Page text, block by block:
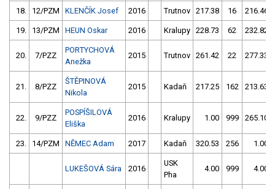
18. 12/PZM KLENČÍK Josef 2016 Trutnov 217.38 16 216.46
19. 13/PZM HEUN Oskar 2016 Kralupy 228.73 62 232.82
20. 7/PZZ
PORTYCHOVÁ
Anežka
2015 Trutnov 261.42 22 277.33
21. 8/PZZ
ŠTĚPINOVÁ
Nikola
2015 Kadaň 217.25 162 213.63
22. 9/PZZ
POSPÍŠILOVÁ
Eliška
2016 Kralupy 1.00 999 265.10
23. 14/PZM NĚMEC Adam 2017 Kadaň 320.53 256 1.00
LUKEŠOVÁ Sára 2016
USK
Pha
4.00 999 4.00